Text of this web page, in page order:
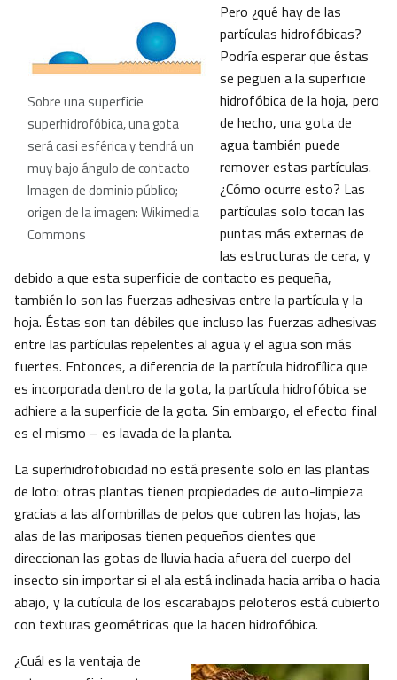
Sobre una superficie
superhidrofóbica, una gota
será casi esférica y tendrá un
muy bajo ángulo de contacto
Imagen de dominio público;
origen de la imagen: Wikimedia
Commons
Pero ¿qué hay de las
partículas hidrofóbicas?
Podría esperar que éstas
se peguen a la superficie
hidrofóbica de la hoja, pero
de hecho, una gota de
agua también puede
remover estas partículas.
¿Cómo ocurre esto? Las
partículas solo tocan las
puntas más externas de
las estructuras de cera, y
debido a que esta superficie de contacto es pequeña,
también lo son las fuerzas adhesivas entre la partícula y la
hoja. Éstas son tan débiles que incluso las fuerzas adhesivas
entre las partículas repelentes al agua y el agua son más
fuertes. Entonces, a diferencia de la partícula hidrofílica que
es incorporada dentro de la gota, la partícula hidrofóbica se
adhiere a la superficie de la gota. Sin embargo, el efecto final
es el mismo – es lavada de la planta.
La superhidrofobicidad no está presente solo en las plantas
de loto: otras plantas tienen propiedades de auto-limpieza
gracias a las alfombrillas de pelos que cubren las hojas, las
alas de las mariposas tienen pequeños dientes que
direccionan las gotas de lluvia hacia afuera del cuerpo del
insecto sin importar si el ala está inclinada hacia arriba o hacia
abajo, y la cutícula de los escarabajos peloteros está cubierto
con texturas geométricas que la hacen hidrofóbica.
¿Cuál es la ventaja de